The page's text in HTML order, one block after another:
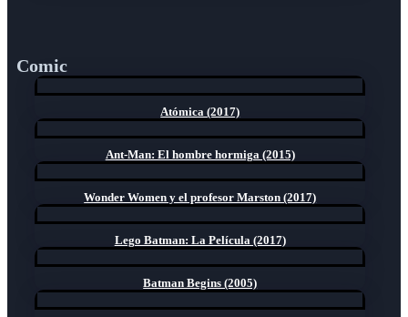
Comic
Atómica (2017)
Ant-Man: El hombre hormiga (2015)
Wonder Women y el profesor Marston (2017)
Lego Batman: La Película (2017)
Batman Begins (2005)